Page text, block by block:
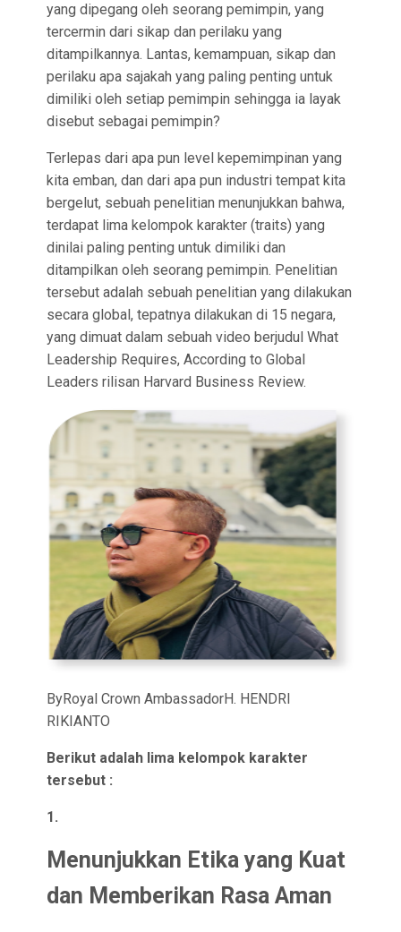
yang dipegang oleh seorang pemimpin, yang
tercermin dari sikap dan perilaku yang
ditampilkannya. Lantas, kemampuan, sikap dan
perilaku apa sajakah yang paling penting untuk
dimiliki oleh setiap pemimpin sehingga ia layak
disebut sebagai pemimpin?
Terlepas dari apa pun level kepemimpinan yang
kita emban, dan dari apa pun industri tempat kita
bergelut, sebuah penelitian menunjukkan bahwa,
terdapat lima kelompok karakter (traits) yang
dinilai paling penting untuk dimiliki dan
ditampilkan oleh seorang pemimpin. Penelitian
tersebut adalah sebuah penelitian yang dilakukan
secara global, tepatnya dilakukan di 15 negara,
yang dimuat dalam sebuah video berjudul What
Leadership Requires, According to Global
Leaders rilisan Harvard Business Review.
ByRoyal Crown AmbassadorH. HENDRI
RIKIANTO
Berikut adalah lima kelompok karakter
tersebut :
1.
Menunjukkan Etika yang Kuat
dan Memberikan Rasa Aman